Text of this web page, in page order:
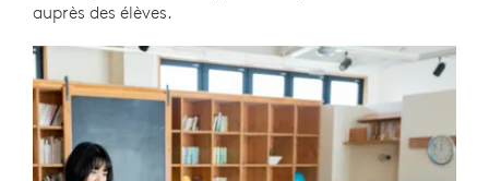
auprès des élèves.